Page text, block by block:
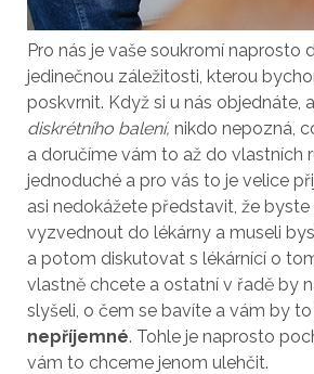
Pro nás je vaše soukromí naprosto
jedinečnou záležitosti, kterou
poskvrnit. Když si u nás objednáte, a
diskrétního balení, nikdo nepozná,
a doručíme vám to až do vlastních
jednoduché a pro vás to je velice
asi nedokážete představit, že byste
vyzvednout do lékárny a museli
a potom diskutovat s lékárnící o
vlastně chcete a ostatní v řadě by
slyšeli, o čem se bavíte a vám by
nepříjemné. Tohle je naprosto
vám to chceme jenom ulehčit.